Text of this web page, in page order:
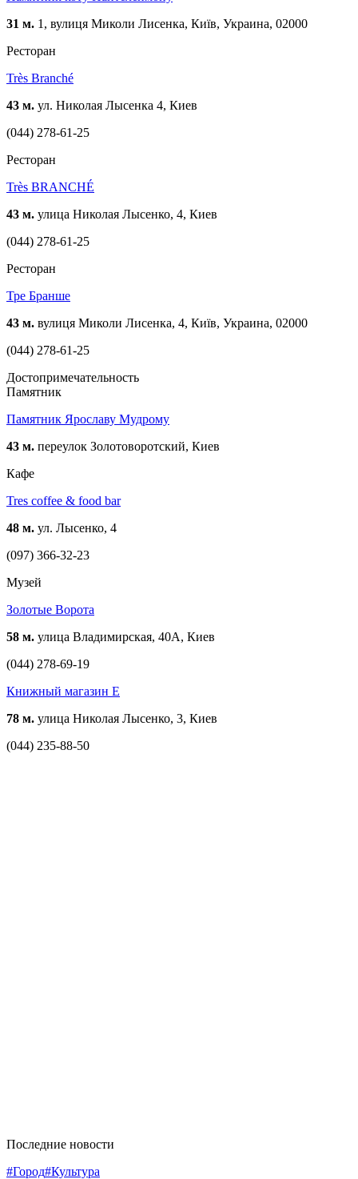
31 м. 1, вулиця Миколи Лисенка, Київ, Украина, 02000
Ресторан
Très Branché
43 м. ул. Николая Лысенка 4, Киев
(044) 278-61-25
Ресторан
Très BRANCHÉ
43 м. улица Николая Лысенко, 4, Киев
(044) 278-61-25
Ресторан
Тре Бранше
43 м. вулиця Миколи Лисенка, 4, Київ, Украина, 02000
(044) 278-61-25
Достопримечательность
Памятник
Памятник Ярославу Мудрому
43 м. переулок Золотоворотский, Киев
Кафе
Tres coffee & food bar
48 м. ул. Лысенко, 4
(097) 366-32-23
Музей
Золотые Ворота
58 м. улица Владимирская, 40А, Киев
(044) 278-69-19
Книжный магазин Е
78 м. улица Николая Лысенко, 3, Киев
(044) 235-88-50
Последние новости
#Город#Культура